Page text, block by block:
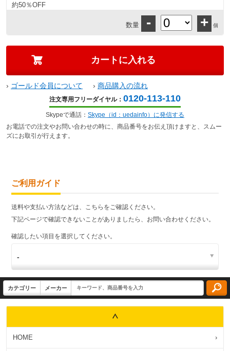
約50％OFF
数量 - + 個
› ゴールド会員について › 商品購入の流れ
注文専用フリーダイヤル： 0120-113-110
Skypeで通話： Skype（id：uedainfo）に発信する
お電話での注文やお問い合わせの時に、商品番号をお伝え頂けますと、スムー
ズにお取引が行えます。
ご利用ガイド
送料や支払い方法などは、こちらをご確認ください。
下記ページで確認できないことがありましたら、お問い合わせください。
確認したい項目を選択してください。
HOME ›